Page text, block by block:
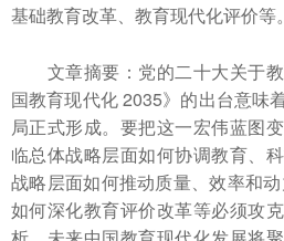
基础教育改革、教育现代化评价等。
文章摘要：党的二十大关于
国教育现代化 2035》的出台意味
局正式形成。要把这一宏伟蓝图
临总体战略层面如何协调教育、
战略层面如何推动质量、效率和
如何深化教育评价改革等必须攻